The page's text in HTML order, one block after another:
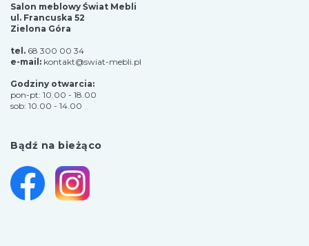
Salon meblowy Świat Mebli
ul. Francuska 52
Zielona Góra
tel. 68 300 00 34
e-mail: kontakt@swiat-mebli.pl
Godziny otwarcia:
pon-pt: 10.00 - 18.00
sob: 10.00 - 14.00
Bądź na bieżąco